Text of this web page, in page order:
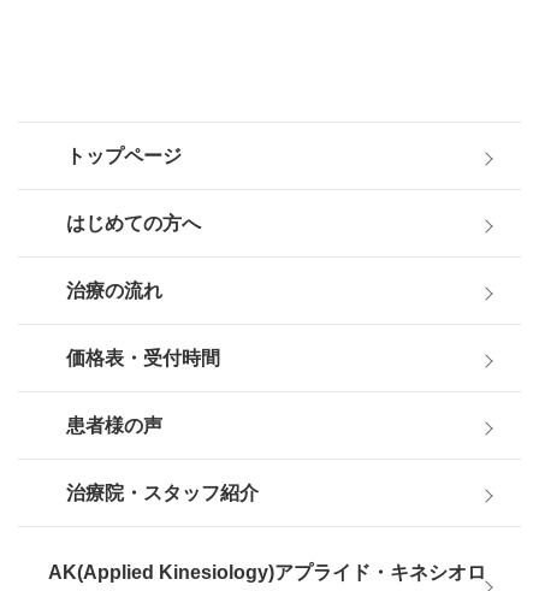
トップページ
はじめての方へ
治療の流れ
価格表・受付時間
患者様の声
治療院・スタッフ紹介
AK(Applied Kinesiology)アプライド・キネシオロ